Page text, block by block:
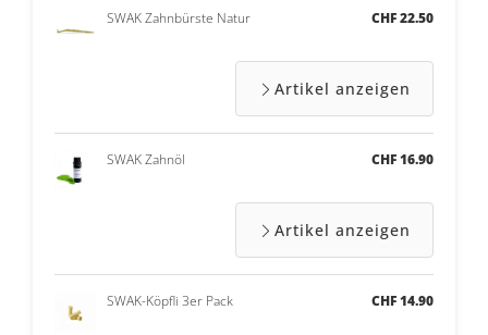
SWAK Zahnbürste Natur CHF 22.50
Artikel anzeigen
SWAK Zahnöl CHF 16.90
Artikel anzeigen
SWAK-Köpfli 3er Pack CHF 14.90